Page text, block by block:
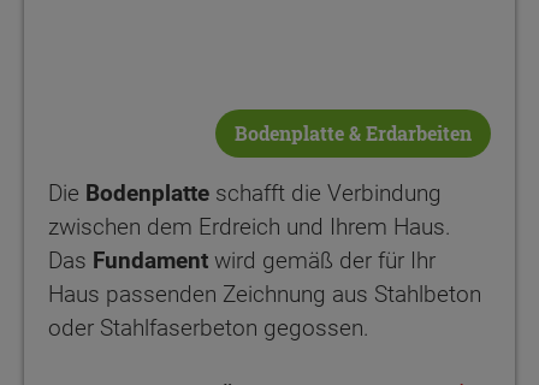
Bodenplatte & Erdarbeiten
Die Bodenplatte schafft die Verbindung
zwischen dem Erdreich und Ihrem Haus.
Das Fundament wird gemäß der für Ihr
Haus passenden Zeichnung aus Stahlbeton
oder Stahlfaserbeton gegossen.